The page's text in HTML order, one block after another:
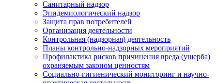
Санитарный надзор
Эпидемиологический надзор
Защита прав потребителей
Организация деятельности
Контрольная (надзорная) деятельность
Планы контрольно-надзорных мероприятий
Профилактика рисков причинения вреда (ущерба)
охраняемым законом ценностям
Социально-гигиенический мониторинг и научно-